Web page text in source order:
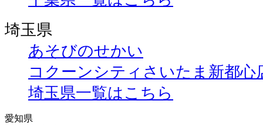
埼玉県
あそびのせかい
コクーンシティさいたま新都心
埼玉県一覧はこちら
愛知県